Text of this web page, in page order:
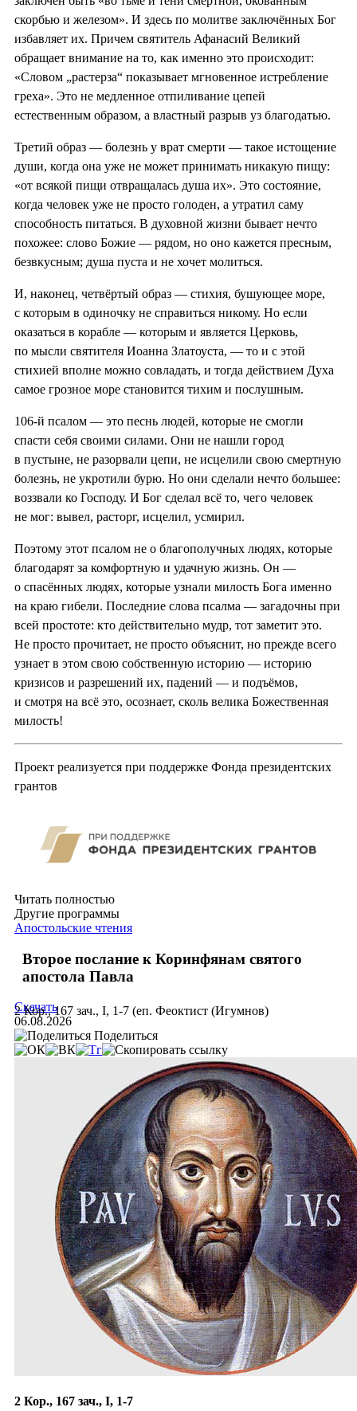
скорбью и железом». И здесь по молитве заключённых Бог
избавляет их. Причем святитель Афанасий Великий
обращает внимание на то, как именно это происходит:
«Словом „растерза“ показывает мгновенное истребление
греха». Это не медленное отпиливание цепей
естественным образом, а властный разрыв уз благодатью.
Третий образ — болезнь у врат смерти — такое истощение
души, когда она уже не может принимать никакую пищу:
«от всякой пищи отвращалась душа их». Это состояние,
когда человек уже не просто голоден, а утратил саму
способность питаться. В духовной жизни бывает нечто
похожее: слово Божие — рядом, но оно кажется пресным,
безвкусным; душа пуста и не хочет молиться.
И, наконец, четвёртый образ — стихия, бушующее море,
с которым в одиночку не справиться никому. Но если
оказаться в корабле — которым и является Церковь,
по мысли святителя Иоанна Златоуста, — то и с этой
стихией вполне можно совладать, и тогда действием Духа
самое грозное море становится тихим и послушным.
106-й псалом — это песнь людей, которые не смогли
спасти себя своими силами. Они не нашли город
в пустыне, не разорвали цепи, не исцелили свою смертную
болезнь, не укротили бурю. Но они сделали нечто большее:
воззвали ко Господу. И Бог сделал всё то, чего человек
не мог: вывел, расторг, исцелил, усмирил.
Поэтому этот псалом не о благополучных людях, которые
благодарят за комфортную и удачную жизнь. Он —
о спасённых людях, которые узнали милость Бога именно
на краю гибели. Последние слова псалма — загадочны при
всей простоте: кто действительно мудр, тот заметит это.
Не просто прочитает, не просто объяснит, но прежде всего
узнает в этом свою собственную историю — историю
кризисов и разрешений их, падений — и подъёмов,
и смотря на всё это, осознает, сколь велика Божественная
милость!
Проект реализуется при поддержке Фонда президентских
грантов
Читать полностью
Другие программы
Апостольские чтения
Второе послание к Коринфянам святого
апостола Павла
2 Кор., 167 зач., I, 1-7 (еп. Феоктист (Игумнов)
Скачать
06.08.2026
Поделиться
2 Кор., 167 зач., I, 1-7